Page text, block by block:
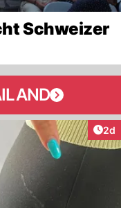
Schweizer
2d